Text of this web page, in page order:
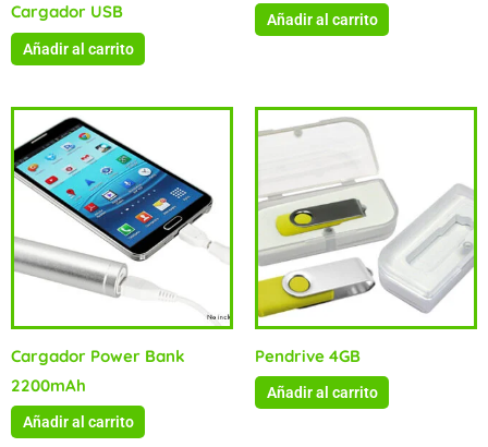
Cargador USB
Añadir al carrito
Añadir al carrito
Cargador Power Bank
2200mAh
Añadir al carrito
Pendrive 4GB
Añadir al carrito